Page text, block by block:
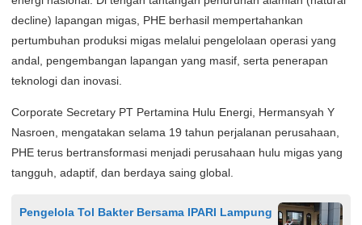
decline) lapangan migas, PHE berhasil mempertahankan
pertumbuhan produksi migas melalui pengelolaan operasi yang
andal, pengembangan lapangan yang masif, serta penerapan
teknologi dan inovasi.
Corporate Secretary PT Pertamina Hulu Energi, Hermansyah Y
Nasroen, mengatakan selama 19 tahun perjalanan perusahaan,
PHE terus bertransformasi menjadi perusahaan hulu migas yang
tangguh, adaptif, dan berdaya saing global.
Pengelola Tol Bakter Bersama IPARI Lampung